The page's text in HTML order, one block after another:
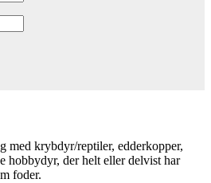
med krybdyr/reptiler, edderkopper,
hobbydyr, der helt eller delvist har
foder.